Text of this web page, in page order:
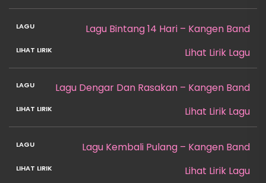
Lagu Bintang 14 Hari – Kangen Band
Lihat Lirik Lagu
Lagu Dengar Dan Rasakan – Kangen Band
Lihat Lirik Lagu
Lagu Kembali Pulang – Kangen Band
Lihat Lirik Lagu